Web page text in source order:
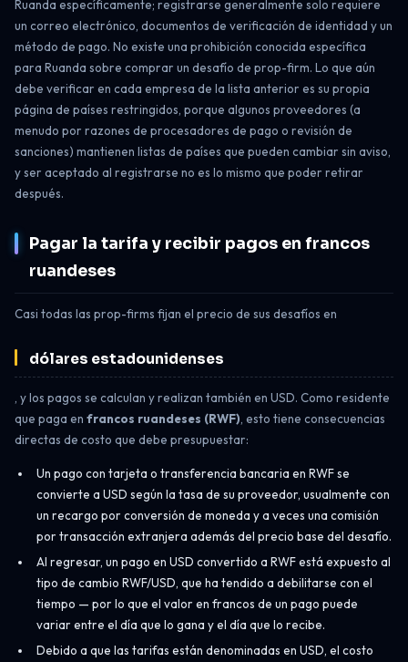
Ruanda específicamente; registrarse generalmente solo requiere
un correo electrónico, documentos de verificación de identidad y un
método de pago. No existe una prohibición conocida específica
para Ruanda sobre comprar un desafío de prop-firm. Lo que aún
debe verificar en cada empresa de la lista anterior es su propia
página de países restringidos, porque algunos proveedores (a
menudo por razones de procesadores de pago o revisión de
sanciones) mantienen listas de países que pueden cambiar sin aviso,
y ser aceptado al registrarse no es lo mismo que poder retirar
después.
Pagar la tarifa y recibir pagos en francos
ruandeses
Casi todas las prop-firms fijan el precio de sus desafíos en
dólares estadounidenses
, y los pagos se calculan y realizan también en USD. Como residente
que paga en francos ruandeses (RWF) , esto tiene consecuencias
directas de costo que debe presupuestar:
Un pago con tarjeta o transferencia bancaria en RWF se
convierte a USD según la tasa de su proveedor, usualmente con
un recargo por conversión de moneda y a veces una comisión
por transacción extranjera además del precio base del desafío.
Al regresar, un pago en USD convertido a RWF está expuesto al
tipo de cambio RWF/USD, que ha tendido a debilitarse con el
tiempo — por lo que el valor en francos de un pago puede
variar entre el día que lo gana y el día que lo recibe.
Debido a que las tarifas están denominadas en USD, el costo